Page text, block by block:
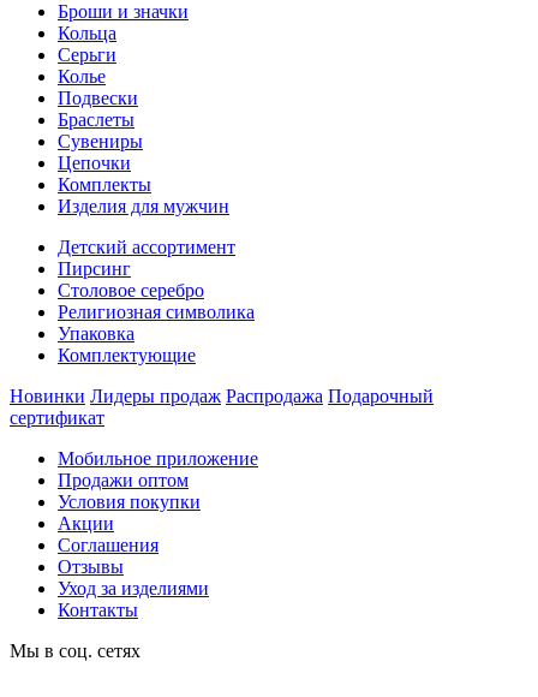
Броши и значки
Кольца
Серьги
Колье
Подвески
Браслеты
Сувениры
Цепочки
Комплекты
Изделия для мужчин
Детский ассортимент
Пирсинг
Столовое серебро
Религиозная символика
Упаковка
Комплектующие
Новинки Лидеры продаж Распродажа Подарочный
сертификат
Мобильное приложение
Продажи оптом
Условия покупки
Акции
Соглашения
Отзывы
Уход за изделиями
Контакты
Мы в соц. сетях